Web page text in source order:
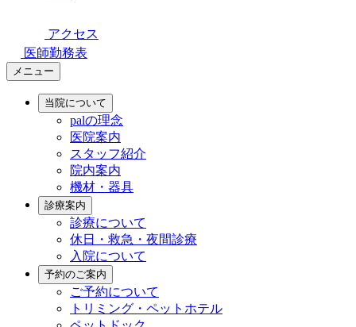
アクセス
医師勤務表
メニュー
当院について
palの理念
医院案内
スタッフ紹介
院内案内
機材・器具
診療案内
診療について
休日・救急・夜間診療
入院について
予約のご案内
ご予約について
トリミング・ペットホテル